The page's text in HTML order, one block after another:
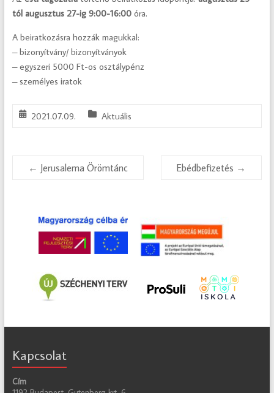
tól augusztus 27-ig 9:00-16:00óra.
A beiratkozásra hozzák magukkal:
– bizonyítvány/ bizonyítványok
– egyszeri 5000 Ft-os osztálypénz
– személyes iratok
2021.07.09. Aktuális
← Jerusalema Örömtánc Ebédbefizetés →
Kapcsolat
Cím